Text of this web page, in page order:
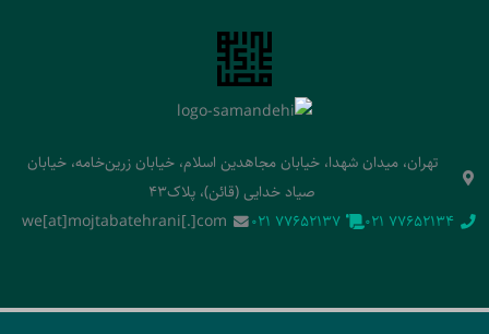
تهران، میدان شهدا، خیابان مجاهدین اسلام، خیابان زرین‌خامه، خیابان
صیاد خدایی (قائن)، پلاک43
‭021 77652134‬
‭021 77652137‬
we[at]mojtabatehrani[.]com